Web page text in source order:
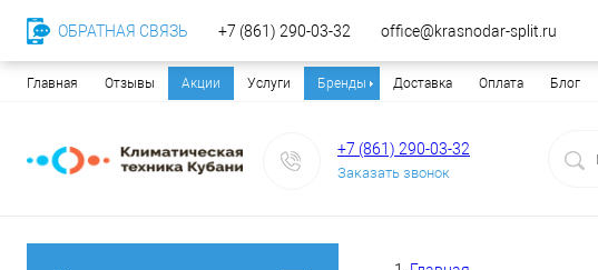
Главная Отзывы Акции Услуги Бренды Доставка Оплата Блог
+7 (861) 290-03-32
Заказать звонок
ОБРАТНАЯ СВЯЗЬ +7 (861) 290-03-32 office@krasnodar-split.ru